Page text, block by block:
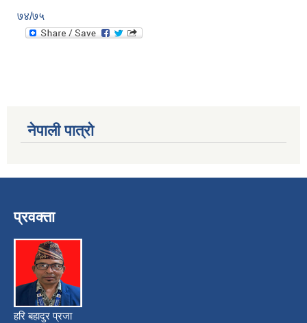
७४/७५
नेपाली पात्रो
प्रवक्ता
हरि बहादुर प्रजा